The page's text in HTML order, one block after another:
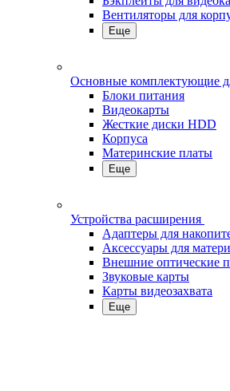
Вентиляторы для
Еще
Основные комплектующие
Блоки питания
Видеокарты
Жесткие диски HDD
Корпуса
Материнские платы
Еще
Устройства расширения
Адаптеры для
Аксессуары для
Внешние оптические
Звуковые карты
Карты видеозахвата
Еще